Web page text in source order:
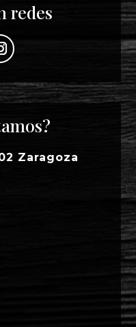
redes
Zaragoza